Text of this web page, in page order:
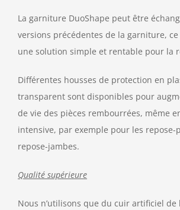
La garniture DuoShape peut être
versions précédentes de la garniture,
une solution simple et rentable pour la
Différentes housses de protection en
transparent sont disponibles pour
de vie des pièces rembourrées, même
intensive, par exemple pour les repose-
repose-jambes.
Qualité supérieure
Nous n’utilisons que du cuir artificiel de